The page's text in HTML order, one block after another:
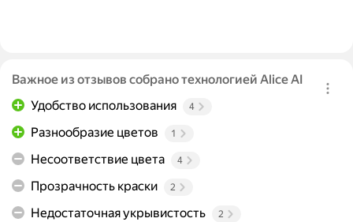
Важное из отзывов собрано технологией Alice AI
Удобство использования
4
Разнообразие цветов 1
Несоответствие цвета 4
Прозрачность краски 2
Недостаточная укрывистость 2